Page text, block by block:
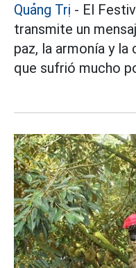
Quảng Trị - El
transmite un
paz, la armonía y
que sufrió mucho